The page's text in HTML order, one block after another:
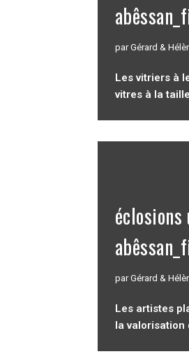
parGérard &
Les vitriers à
vitres à la
parGérard &
Les artistes
la valorisation